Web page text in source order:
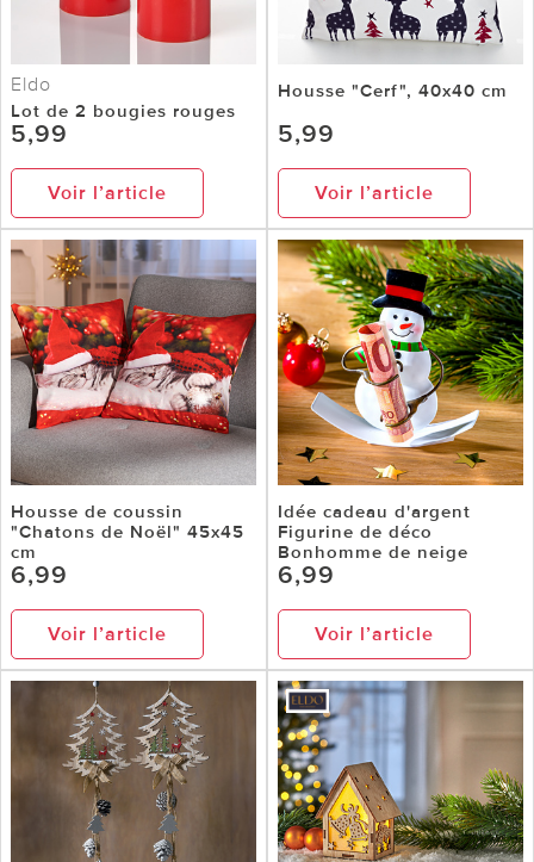
Eldo
Lot de 2 bougies rouges
5,99
Voir l’article
Housse "Cerf", 40x40 cm
5,99
Voir l’article
Housse de coussin
"Chatons de Noël" 45x45
cm
6,99
Voir l’article
Idée cadeau d'argent
Figurine de déco
Bonhomme de neige
6,99
Voir l’article